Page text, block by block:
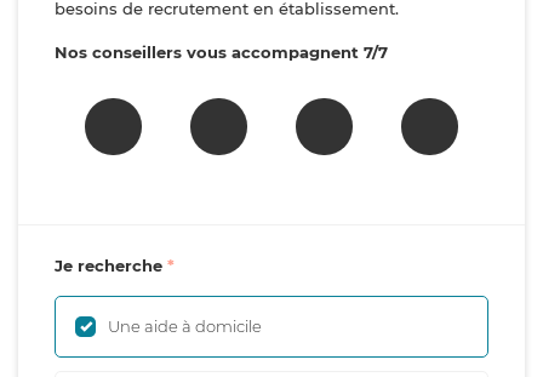
besoins de recrutement en établissement.
Nos conseillers vous accompagnent 7/7
Je recherche
Une aide à domicile